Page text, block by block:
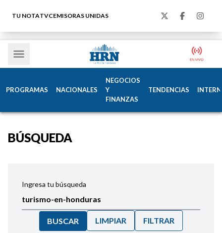
TU NOTATVCEMISORAS UNIDAS
PROGRAMAS NACIONALES
NEGOCIOS
Y
FINANZAS
TENDENCIAS
BÚSQUEDA
Ingresa tu búsqueda
BUSCAR LIMPIAR FILTRAR